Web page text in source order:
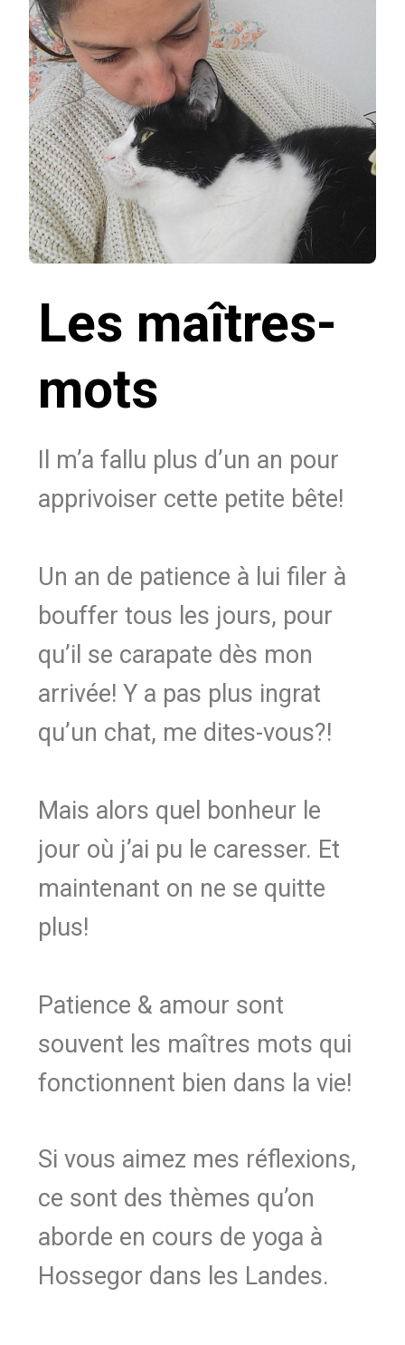
Les maîtres-
mots
Il m’a fallu plus d’un an pour
apprivoiser cette petite bête!
Un an de patience à lui filer à
bouffer tous les jours, pour
qu’il se carapate dès mon
arrivée! Y a pas plus ingrat
qu’un chat, me dites-vous?!
Mais alors quel bonheur le
jour où j’ai pu le caresser. Et
maintenant on ne se quitte
plus!
Patience & amour sont
souvent les maîtres mots qui
fonctionnent bien dans la vie!
Si vous aimez mes réflexions,
ce sont des thèmes qu’on
aborde en cours de yoga à
Hossegor dans les Landes.